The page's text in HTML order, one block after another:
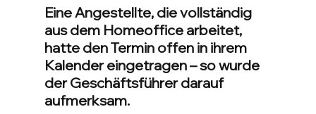
Eine Angestellte, die vollständig
aus dem Homeoffice arbeitet,
hatte den Termin offen in ihrem
Kalender eingetragen – so wurde
der Geschäftsführer darauf
aufmerksam.